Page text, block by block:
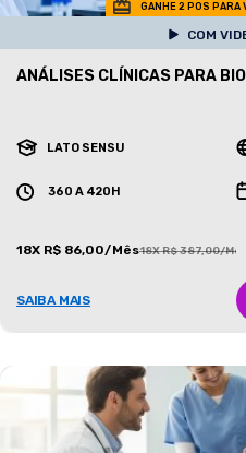
GANHE 2 POS PARA
COM
ANÁLISES CLÍNICAS PARA
LATO SENSU
360 A 420H
18X R$ 86,00/Mês18X R$ 387,00/Mês
SAIBA MAIS